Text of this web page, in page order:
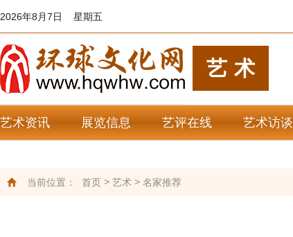
2026年8月7日 星期五
艺术
艺术资讯 展览信息 艺评在线 艺术访谈
当前位置： 首页 > 艺术 > 名家推荐